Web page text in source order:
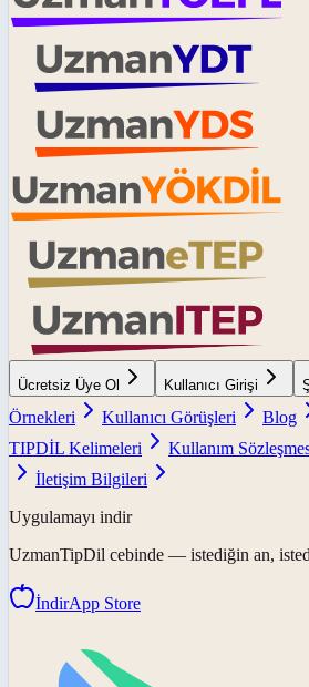
Ücretsiz Üye Ol Kullanıcı Girişi
Örnekleri
Kullanıcı Görüşleri Blog
TIPDİL Kelimeleri
Kullanım
İletişim Bilgileri
Uygulamayı indir
UzmanTipDil cebinde — istediğin an,
İndirApp Store